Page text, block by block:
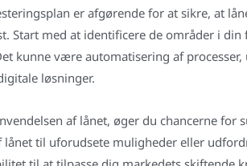
er afgørende for at sikre, at
Start med at identificere de områder i din
kunne være automatisering af processer,
løsninger.
af lånet, øger du chancerne for
til uforudsete muligheder eller